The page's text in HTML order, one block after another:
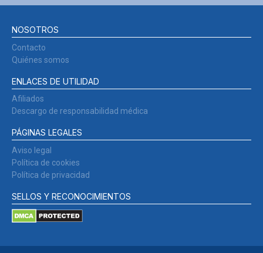
NOSOTROS
Contacto
Quiénes somos
ENLACES DE UTILIDAD
Afiliados
Descargo de responsabilidad médica
PÁGINAS LEGALES
Aviso legal
Política de cookies
Política de privacidad
SELLOS Y RECONOCIMIENTOS